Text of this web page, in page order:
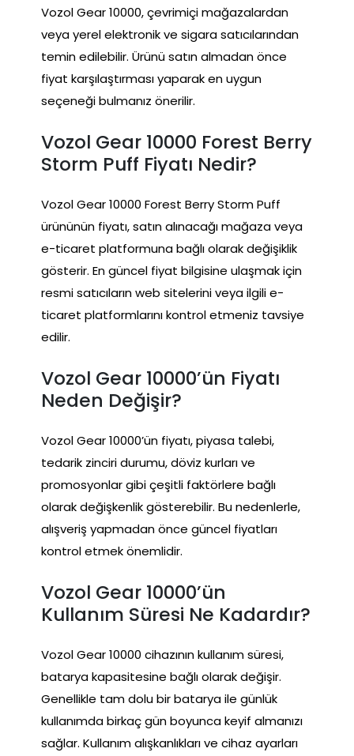
Vozol Gear 10000, çevrimiçi mağazalardan
veya yerel elektronik ve sigara satıcılarından
temin edilebilir. Ürünü satın almadan önce
fiyat karşılaştırması yaparak en uygun
seçeneği bulmanız önerilir.
Vozol Gear 10000 Forest Berry
Storm Puff Fiyatı Nedir?
Vozol Gear 10000 Forest Berry Storm Puff
ürününün fiyatı, satın alınacağı mağaza veya
e-ticaret platformuna bağlı olarak değişiklik
gösterir. En güncel fiyat bilgisine ulaşmak için
resmi satıcıların web sitelerini veya ilgili e-
ticaret platformlarını kontrol etmeniz tavsiye
edilir.
Vozol Gear 10000’ün Fiyatı
Neden Değişir?
Vozol Gear 10000’ün fiyatı, piyasa talebi,
tedarik zinciri durumu, döviz kurları ve
promosyonlar gibi çeşitli faktörlere bağlı
olarak değişkenlik gösterebilir. Bu nedenlerle,
alışveriş yapmadan önce güncel fiyatları
kontrol etmek önemlidir.
Vozol Gear 10000’ün
Kullanım Süresi Ne Kadardır?
Vozol Gear 10000 cihazının kullanım süresi,
batarya kapasitesine bağlı olarak değişir.
Genellikle tam dolu bir batarya ile günlük
kullanımda birkaç gün boyunca keyif almanızı
sağlar. Kullanım alışkanlıkları ve cihaz ayarları